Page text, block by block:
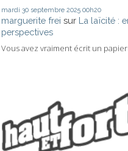
mardi 30 septembre 2025 00h20
marguerite frei sur La laïcité :
perspectives
Vous avez vraiment écrit un papier